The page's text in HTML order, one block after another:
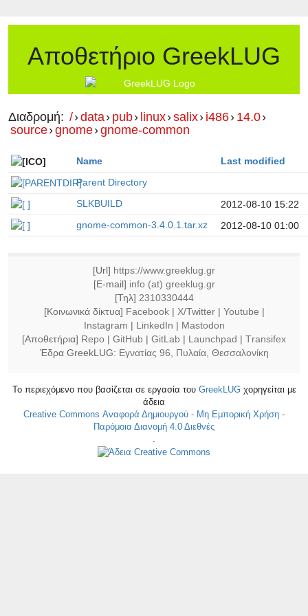
Αποθετήριο GreekLUG
Διαδρομή: /›data› pub› linux›salix› i486› 14.0›
source›gnome›gnome-common
Name
Last modified
Parent Directory
SLKBUILD
2012-08-10 15:22
gnome-common-3.4.0.1.tar.xz
2012-08-10 01:00
[Url] https://www.greeklug.gr
[E-mail] info (at) greeklug.gr
[Τηλ] 2310330444
[Κοινωνικά δίκτυα] Facebook| X/Twitter| Youtube |
Instagram | LinkedIn | Mastodon
[Αποθετήρια] Repo | GitHub | GitLab | Launchpad | Τransifex
Έδρα GreekLUG: Εγνατίας 96, Πυλαία, Θεσσαλονίκη
Το περιεχόμενο που βασίζεται σε εργασία του GreekLUGχορηγείται με
άδεια
Creative Commons Αναφορά Δημιουργού - Μη Εμπορική Χρήση -
Παρόμοια Διανομή 4.0 Διεθνές
.